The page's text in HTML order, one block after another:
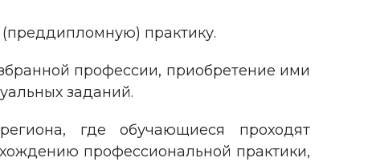
практику.
профессии, приобретение ими
заданий.
где обучающиеся проходят
профессиональной практики,